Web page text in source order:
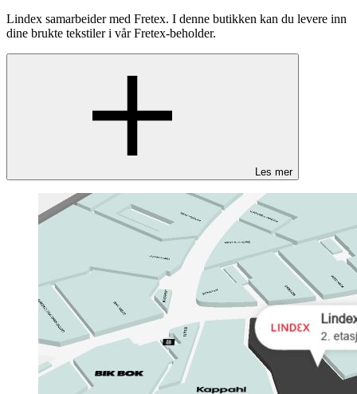
Lindex samarbeider med Fretex. I denne butikken kan du levere inn
dine brukte tekstiler i vår Fretex-beholder.
Les mer